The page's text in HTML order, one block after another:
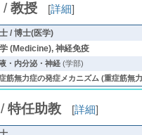
/教授 [詳細]
/ 博士(医学)
(Medicine), 神経免疫
・内分泌・神経(学部)
筋無力症の発症メカニズム (重症筋無
/特任助教 [詳細]